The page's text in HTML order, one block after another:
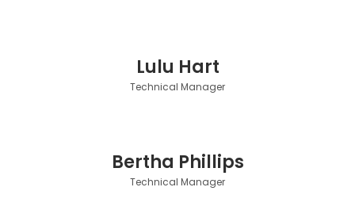
Lulu Hart
Technical Manager
Bertha Phillips
Technical Manager